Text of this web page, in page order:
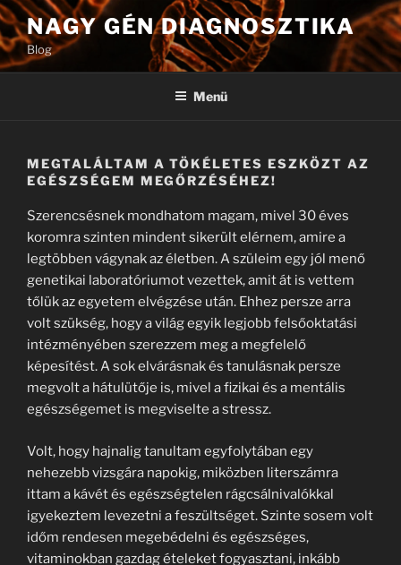
Tartalomhoz
NAGY GÉN DIAGNOSZTIKA
Blog
Menü
MEGTALÁLTAM A TÖKÉLETES ESZKÖZT AZ
EGÉSZSÉGEM MEGŐRZÉSÉHEZ!
Szerencsésnek mondhatom magam, mivel 30 éves
koromra szinten mindent sikerült elérnem, amire a
legtöbben vágynak az életben. A szüleim egy jól menő
genetikai laboratóriumot vezettek, amit át is vettem
tőlük az egyetem elvégzése után. Ehhez persze arra
volt szükség, hogy a világ egyik legjobb felsőoktatási
intézményében szerezzem meg a megfelelő
képesítést. A sok elvárásnak és tanulásnak persze
megvolt a hátulütője is, mivel a fizikai és a mentális
egészségemet is megviselte a stressz.
Volt, hogy hajnalig tanultam egyfolytában egy
nehezebb vizsgára napokig, miközben literszámra
ittam a kávét és egészségtelen rágcsálnivalókkal
igyekeztem levezetni a feszültséget. Szinte sosem volt
időm rendesen megebédelni és egészséges,
vitaminokban gazdag ételeket fogyasztani, inkább